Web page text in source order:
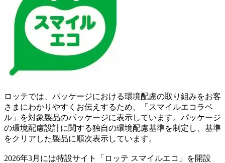
ロッテでは、パッケージにおける環境配慮の取り組みをお客
さまにわかりやすくお伝えするため、「スマイルエコラベ
ル」を対象製品のパッケージに表示しています。パッケージ
の環境配慮設計に関する独自の環境配慮基準を制定し、基準
をクリアした製品に順次表示しています。
2026年3月には特設サイト「ロッテ スマイルエコ」を開設